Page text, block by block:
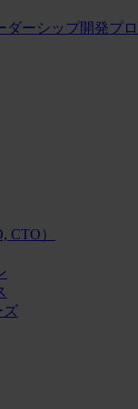
ダーシップ開発プ
CTO）
ズ